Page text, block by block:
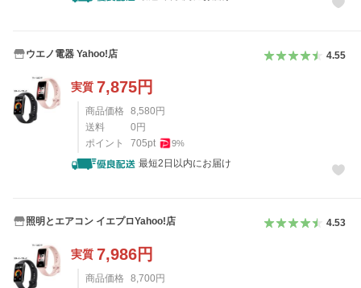
ウエノ電器 Yahoo!店 4.55
実質 7,875円
商品価格 8,580 円
送料
0 円
ポイント
705pt 9%
最短2日以内にお届け
照明とエアコン イエプロYahoo!店 4.53
実質 7,986円
商品価格 8,700 円